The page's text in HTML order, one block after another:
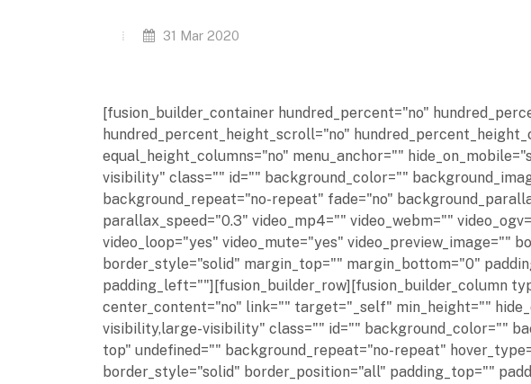
31 Mar 2020
[fusion_builder_container hundred_percent="no"
hundred_percent_height_scroll="no"
equal_height_columns="no" menu_anchor=""
visibility" class="" id="" background_color=""
background_repeat="no-repeat" fade="no"
parallax_speed="0.3" video_mp4="" video_webm=""
video_loop="yes" video_mute="yes" video_preview_image=""
border_style="solid" margin_top="" margin_bottom="0"
padding_left=""][fusion_builder_row][fusion_builder_column
center_content="no" link="" target="_self" min_height=""
visibility,large-visibility" class="" id="" background_color=""
top" undefined="" background_repeat="no-repeat"
border_style="solid" border_position="all" padding_top=""